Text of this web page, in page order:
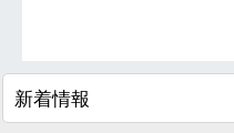
新着情報